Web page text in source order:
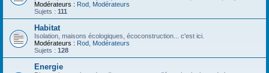
Modérateurs : Rod Modérateurs
Sujets : 111
Habitat
Isolation, maisons écologiques, écoconstruction... c'est ici.
Modérateurs : Rod Modérateurs
Sujets : 128
Energie